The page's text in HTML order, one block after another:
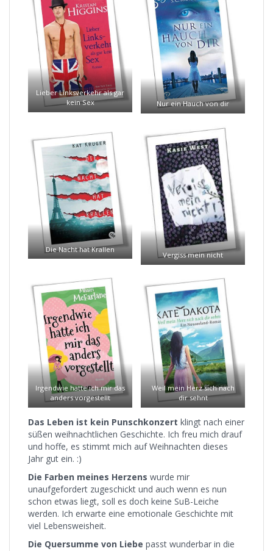
Lieber Linksverkehr als gar
kein Sex
Nur ein Hauch von dir
Die Nacht hat Krallen
Vergiss mein nicht
Irgendwie hatte ich mir das
anders vorgestellt
Weil mein Herz sich nach
dir sehnt
Das Leben ist kein Punschkonzert klingt nach einer
süßen weihnachtlichen Geschichte. Ich freu mich drauf
und hoffe, es stimmt mich auf Weihnachten dieses
Jahr gut ein. :)
Die Farben meines Herzens wurde mir
unaufgefordert zugeschickt und auch wenn es nun
schon etwas liegt, soll es doch keine SuB-Leiche
werden. Ich erwarte eine emotionale Geschichte mit
viel Lebensweisheit.
Die Quersumme von Liebe passt wunderbar in die